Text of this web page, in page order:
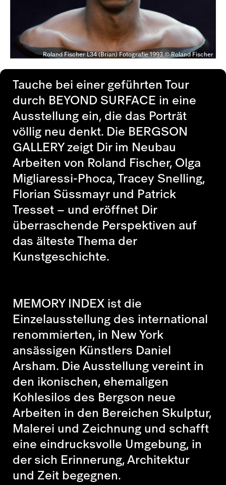
Roland Fischer L34 (Brian) Fotografie 1993 © Roland Fischer
Tauche bei einer geführten Tour
durch BEYOND SURFACE in eine
Ausstellung ein, die das Porträt
völlig neu denkt. Die BERGSON
GALLERY zeigt Dir im Neubau
Arbeiten von Roland Fischer, Olga
Migliaressi-Phoca, Tracey Snelling,
Florian Süssmayr und Patrick
Tresset – und eröffnet Dir
überraschende Perspektiven auf
das älteste Thema der
Kunstgeschichte.
MEMORY INDEX ist die
Einzelausstellung des international
renommierten, in New York
ansässigen Künstlers Daniel
Arsham. Die Ausstellung vereint in
den ikonischen, ehemaligen
Kohlesilos des Bergson neue
Arbeiten in den Bereichen Skulptur,
Malerei und Zeichnung und schafft
eine eindrucksvolle Umgebung, in
der sich Erinnerung, Architektur
und Zeit begegnen.